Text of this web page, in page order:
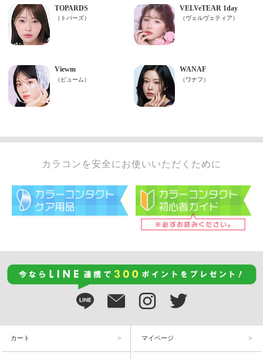
カラコンを安全にお使いいただくために
カート マイページ